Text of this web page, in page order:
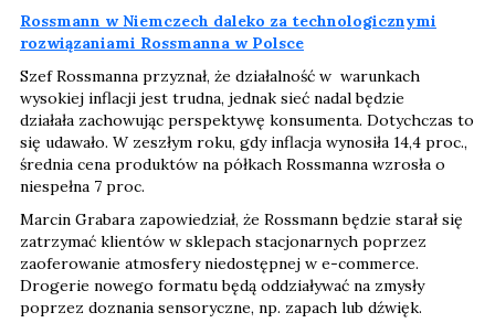
Rossmann w Niemczech daleko za technologicznymi
rozwiązaniami Rossmanna w Polsce
Szef Rossmanna przyznał, że działalność w warunkach
wysokiej inflacji jest trudna, jednak sieć nadal będzie
działała zachowując perspektywę konsumenta. Dotychczas to
się udawało. W zeszłym roku, gdy inflacja wynosiła 14,4 proc.,
średnia cena produktów na półkach Rossmanna wzrosła o
niespełna 7 proc.
Marcin Grabara zapowiedział, że Rossmann będzie starał się
zatrzymać klientów w sklepach stacjonarnych poprzez
zaoferowanie atmosfery niedostępnej w e-commerce.
Drogerie nowego formatu będą oddziaływać na zmysły
poprzez doznania sensoryczne, np. zapach lub dźwięk.